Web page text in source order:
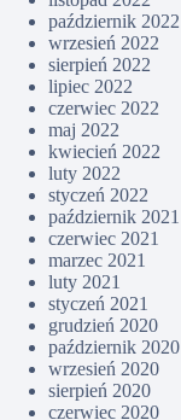
październik 2022
wrzesień 2022
sierpień 2022
lipiec 2022
czerwiec 2022
maj 2022
kwiecień 2022
luty 2022
styczeń 2022
październik 2021
czerwiec 2021
marzec 2021
luty 2021
styczeń 2021
grudzień 2020
październik 2020
wrzesień 2020
sierpień 2020
czerwiec 2020